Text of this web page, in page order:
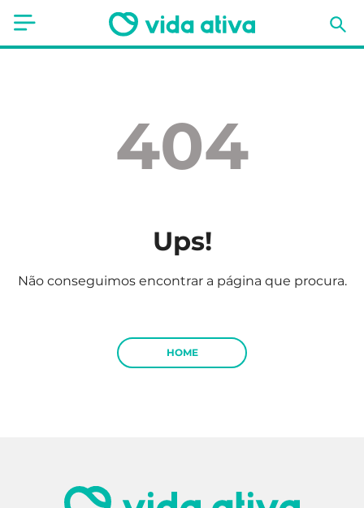
Nutrição
Mães e Bebés
404
Ups!
Não conseguimos encontrar a página que procura.
HOME